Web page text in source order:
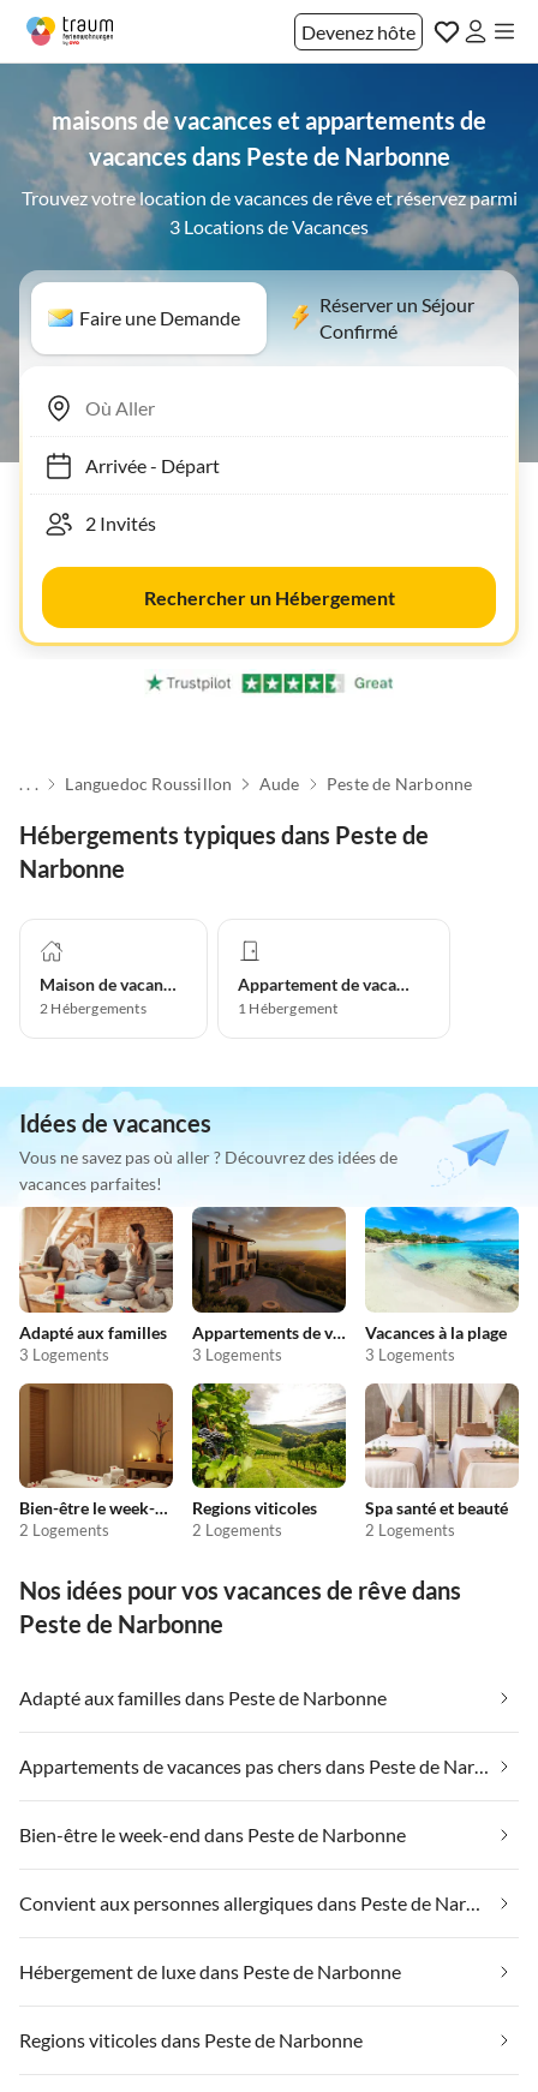
Devenez hôte
maisons de vacances et appartements de
vacances dans Peste de Narbonne
Trouvez votre location de vacances de rêve et réservez parmi
3 Locations de Vacances
Faire une Demande
Réserver un Séjour
Confirmé
Arrivée- Départ
Rechercher un Hébergement
. . . Languedoc Roussillon Aude Peste de Narbonne
Hébergements typiques dans Peste de
Narbonne
Maison de vacances
2 Hébergements
Appartement de vacances
1 Hébergement
Idées de vacances
Vous ne savez pas où aller ? Découvrez des idées de
vacances parfaites!
Adapté aux familles
3 Logements
Appartements de vacances pas chers
3 Logements
Vacances à la plage
3 Logements
Bien-être le week-end
2 Logements
Regions viticoles
2 Logements
Spa santé et beauté
2 Logements
Nos idées pour vos vacances de rêve dans
Peste de Narbonne
Adapté aux familles dans Peste de Narbonne
Appartements de vacances pas chers dans Peste de Narbonne
Bien-être le week-end dans Peste de Narbonne
Convient aux personnes allergiques dans Peste de Narbonne
Hébergement de luxe dans Peste de Narbonne
Regions viticoles dans Peste de Narbonne